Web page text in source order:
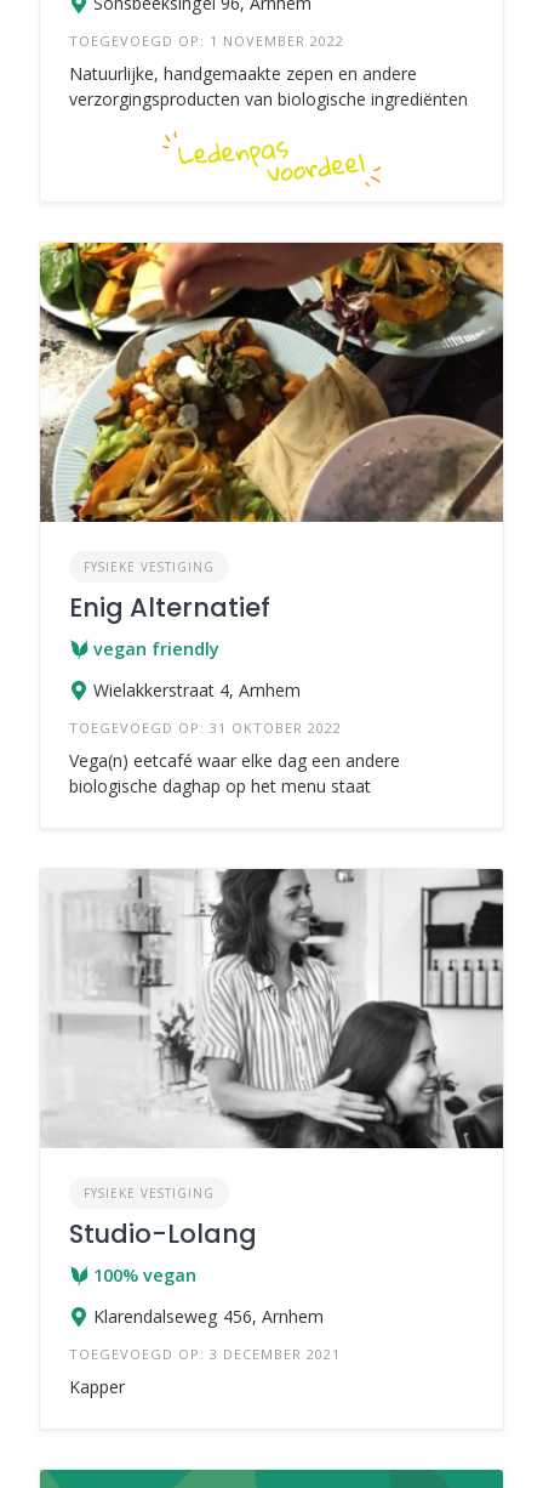
TOEGEVOEGD OP: 1 NOVEMBER 2022
Natuurlijke, handgemaakte zepen en andere
verzorgingsproducten van biologische ingrediënten
FYSIEKE VESTIGING
Enig Alternatief
vegan friendly
Wielakkerstraat 4, Arnhem
TOEGEVOEGD OP: 31 OKTOBER 2022
Vega(n) eetcafé waar elke dag een andere
biologische daghap op het menu staat
FYSIEKE VESTIGING
Studio-Lolang
100% vegan
Klarendalseweg 456, Arnhem
TOEGEVOEGD OP: 3 DECEMBER 2021
Kapper